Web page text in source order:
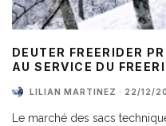
DEUTER FREERIDER
AU SERVICE DU
LILIAN MARTINEZ · 22/12/
Le marché des sacs